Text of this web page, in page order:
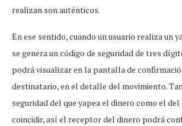
realizan son auténticos.
En ese sentido, cuando un usuario realiza un
se genera un código de seguridad de tres
podrá visualizar en la pantalla de
destinatario, en el detalle del movimiento.
seguridad del que yapea el dinero como el del
coincidir, así el receptor del dinero podrá